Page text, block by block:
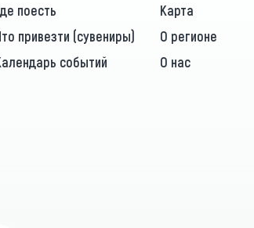
поесть Карта
привезти (сувениры) О регионе
событий О нас